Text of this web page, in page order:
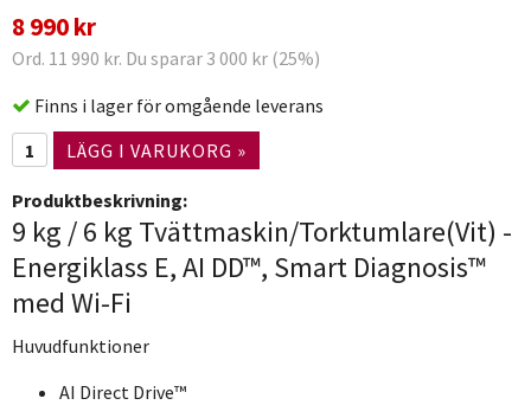
8 990 kr
Ord. 11 990 kr. Du sparar 3 000 kr (25%)
Finns i lager för omgående leverans
LÄGG I VARUKORG »
Produktbeskrivning:
9 kg / 6 kg Tvättmaskin/Torktumlare(Vit) -
Energiklass E, AI DD™, Smart Diagnosis™
med Wi-Fi
Huvudfunktioner
AI Direct Drive™